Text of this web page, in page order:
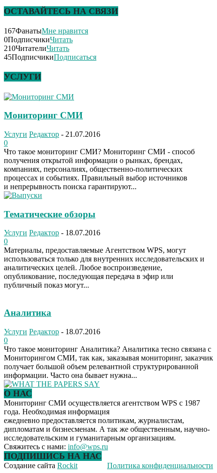
ОСТАВАЙТЕСЬ НА СВЯЗИ
167ФанатыМне нравится
0ПодписчикиЧитать
210ЧитателиЧитать
45ПодписчикиПодписаться
УСЛУГИ
Мониторинг СМИ
Услуги Редактор - 21.07.2016
0
Что такое мониторинг СМИ? Мониторинг СМИ - способ
получения открытой информации о рынках, брендах,
компаниях, персоналиях, общественно-политических
процессах и событиях. Правильный выбор источников
и непрерывность поиска гарантируют...
Тематические обзоры
Услуги Редактор - 18.07.2016
0
Материалы, предоставляемые Агентством WPS, могут
использоваться только для внутренних исследовательских и
аналитических целей. Любое воспроизведение,
опубликование, последующая передача в эфир или
публичный показ могут...
Аналитика
Услуги Редактор - 18.07.2016
0
Что такое мониторинг Аналитика? Аналитика тесно связана с
Мониторингом СМИ, так как, заказывая мониторинг, заказчик
получает большой объем релевантной структурированной
информации. Часто она бывает нужна...
О НАС
Мониторинг СМИ осуществляется агентством WPS с 1987
года. Необходимая информация
ежедневно предоставляется политикам, журналистам,
дипломатам и бизнесменам. А так же общественным, научно-
исследовательским и гуманитарным организациям.
Свяжитесь с нами: info@wps.ru
ПОДПИШИСЬ НА НАС
Создание сайта Rockit Политика конфиденциальности